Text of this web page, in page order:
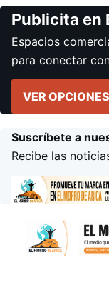
Publicita en
Espacios
para conectar
VER OPCIONES
Suscríbete a
Recibe las